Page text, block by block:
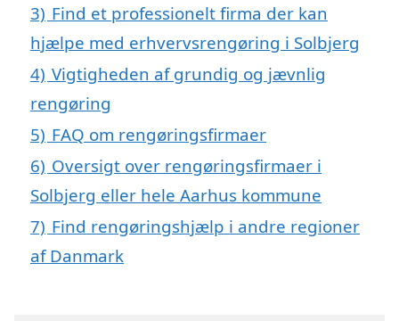
3) Find et professionelt firma der kan
hjælpe med erhvervsrengøring i Solbjerg
4) Vigtigheden af grundig og jævnlig
rengøring
5) FAQ om rengøringsfirmaer
6) Oversigt over rengøringsfirmaer i
Solbjerg eller hele Aarhus kommune
7) Find rengøringshjælp i andre regioner
af Danmark